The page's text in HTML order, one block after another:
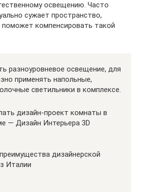
освещению. Часто
сужает пространство,
поможет компенсировать такой
разноуровневое освещение, для
применять напольные,
светильники в комплексе.
дизайн-проект комнаты в
— Дизайн Интерьера 3D
дизайнерской
Италии